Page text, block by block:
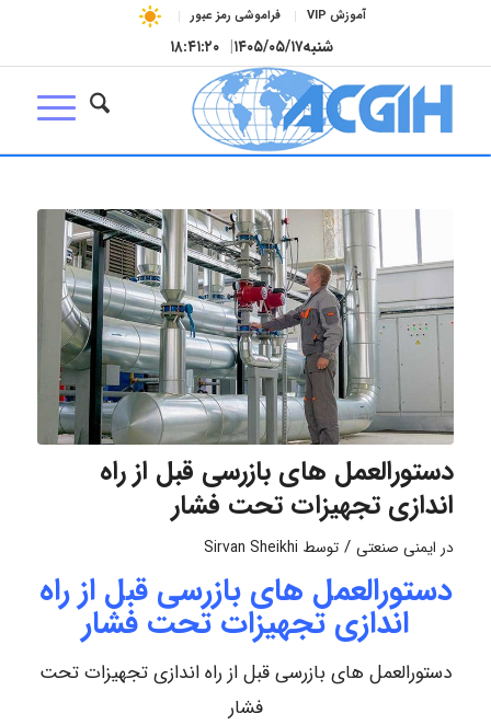
آموزش VIP فراموشی رمز عبور
شنبه۱۴۰۵/۰۵/۱۷| ۱۸:۴۱:۲۰
دستورالعمل های بازرسی قبل از راه
اندازی تجهیزات تحت فشار
در ایمنی صنعتی / توسط Sirvan Sheikhi
دستورالعمل های بازرسی قبل از راه
اندازی تجهیزات تحت فشار
دستورالعمل های بازرسی قبل از راه اندازی تجهیزات تحت
فشار